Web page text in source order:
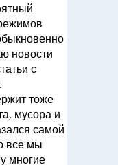
новости
с
тоже
мусора и
самой
все мы
многие